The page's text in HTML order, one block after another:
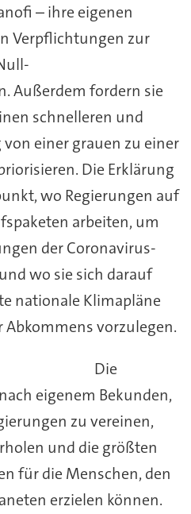
– ihre eigenen
Verpflichtungen zur
Außerdem fordern sie
schnelleren und
einer grauen zu einer
Die Erklärung
wo Regierungen auf
arbeiten, um
der Coronavirus-
wo sie sich darauf
nationale Klimapläne
Abkommens vorzulegen.
Die
eigenem Bekunden,
zu vereinen,
und die größten
für die Menschen, den
erzielen können.